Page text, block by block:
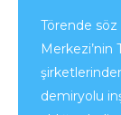
Törende söz
Merkezi’nin
demiryolu